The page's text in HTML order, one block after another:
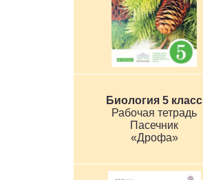
Биология 5 класс
Рабочая тетрадь
Пасечник
«Дрофа»